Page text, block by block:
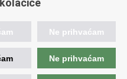
ugovaranje
u nadležnosti
Ne prihvaćam
Ne prihvaćam